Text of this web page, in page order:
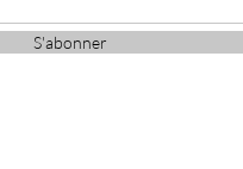
S'abonner